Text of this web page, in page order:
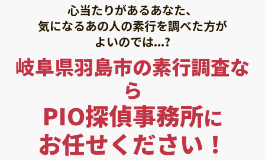
心当たりがあるあなた、
気になるあの人の素行を調べた方が
よいのでは...?
岐阜県羽島市の素行調査な
ら
PIO探偵事務所に
お任せください！